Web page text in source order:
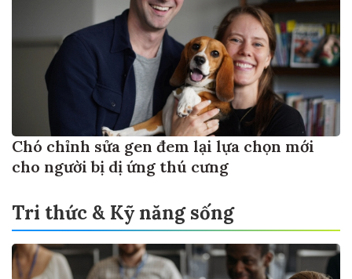
Chó chỉnh sửa gen đem lại lựa chọn mới
cho người bị dị ứng thú cưng
Tri thức & Kỹ năng sống